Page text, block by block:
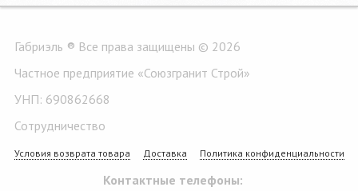
Габриэль ® Все права защищены © 2026
Частное предприятие «Союзгранит Строй»
УНП: 690862668
Сотрудничество
Условия возврата товара Доставка Политика конфиденциальности
Контактные телефоны: